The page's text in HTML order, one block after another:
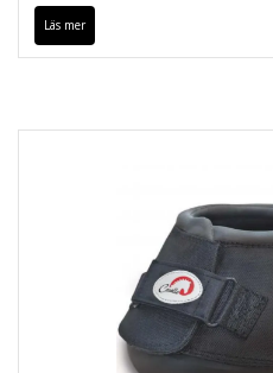
Läs mer